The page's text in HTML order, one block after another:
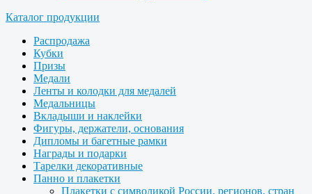
Каталог продукции
Распродажа
Кубки
Призы
Медали
Ленты и колодки для медалей
Медальницы
Вкладыши и наклейки
Фигуры, держатели, основания
Дипломы и багетные рамки
Награды и подарки
Тарелки декоративные
Панно и плакетки
Плакетки с символикой России, регионов, стран